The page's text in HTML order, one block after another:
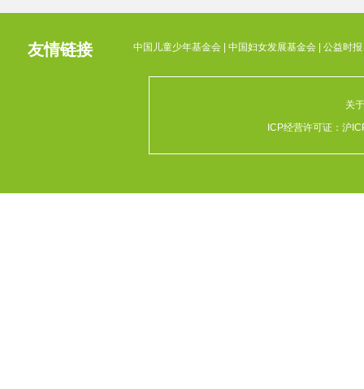
友情链接 中国儿童少年基金会 | 中国妇女发展基金会 | 公益时报
关
ICP经营许可证： 沪